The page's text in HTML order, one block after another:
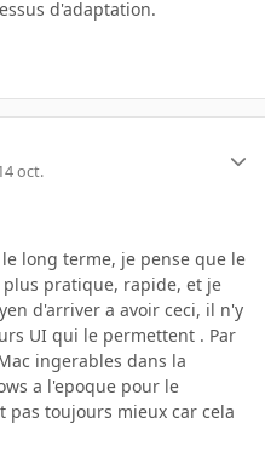
d'adaptation.
oct.
long terme, je pense que le
pratique, rapide, et je
d'arriver a avoir ceci, il n'y
UI qui le permettent . Par
ingerables dans la
a l'epoque pour le
pas toujours mieux car cela